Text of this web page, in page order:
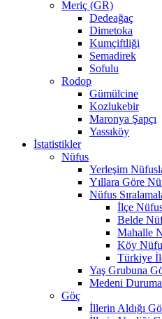
Meriç (GR)
Dedeağaç
Dimetoka
Kumçiftliği
Semadirek
Sofulu
Rodop
Gümülcine
Kozlukebir
Maronya Şapçı
Yassıköy
İstatistikler
Nüfus
Yerleşim
Yıllara Göre
Nüfus
İlçe Nüfus
Belde
Mahalle
Köy
Türkiye
Yaş Grubuna
Medeni
Göç
İllerin Aldığı